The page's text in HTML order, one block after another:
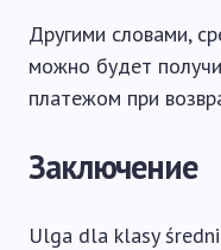
Другими словами,
можно будет
платежом при
Заключение
Ulga dla klasy